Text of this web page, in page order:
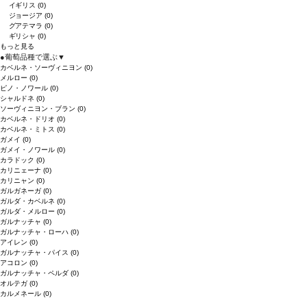
イギリス(0)
ジョージア(0)
グアテマラ(0)
ギリシャ(0)
もっと見る
●葡萄品種で選ぶ▼
カベルネ・ソーヴィニヨン (0)
メルロー (0)
ピノ・ノワール (0)
シャルドネ (0)
ソーヴィニヨン・ブラン (0)
カベルネ・ドリオ (0)
カベルネ・ミトス (0)
ガメイ (0)
ガメイ・ノワール (0)
カラドック (0)
カリニェーナ (0)
カリニャン (0)
ガルガネーガ (0)
ガルダ・カベルネ (0)
ガルダ・メルロー (0)
ガルナッチャ (0)
ガルナッチャ・ローハ (0)
アイレン (0)
ガルナッチャ・パイス (0)
アコロン (0)
ガルナッチャ・ペルダ (0)
オルテガ (0)
カルメネール (0)